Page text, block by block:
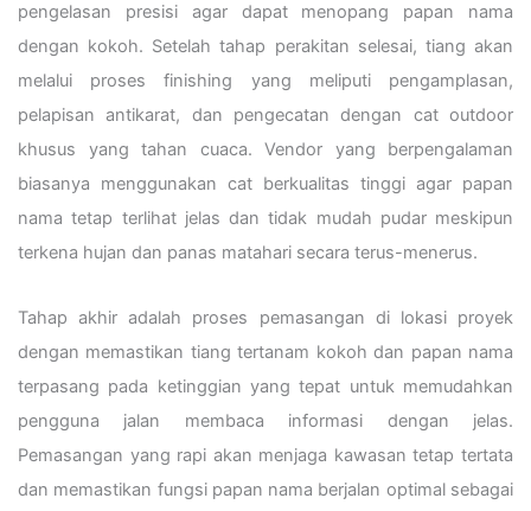
pengelasan presisi agar dapat menopang papan nama
dengan kokoh. Setelah tahap perakitan selesai, tiang akan
melalui proses finishing yang meliputi pengamplasan,
pelapisan antikarat, dan pengecatan dengan cat outdoor
khusus yang tahan cuaca. Vendor yang berpengalaman
biasanya menggunakan cat berkualitas tinggi agar papan
nama tetap terlihat jelas dan tidak mudah pudar meskipun
terkena hujan dan panas matahari secara terus-menerus.
Tahap akhir adalah proses pemasangan di lokasi proyek
dengan memastikan tiang tertanam kokoh dan papan nama
terpasang pada ketinggian yang tepat untuk memudahkan
pengguna jalan membaca informasi dengan jelas.
Pemasangan yang rapi akan menjaga kawasan tetap tertata
dan memastikan fungsi papan nama berjalan optimal sebagai